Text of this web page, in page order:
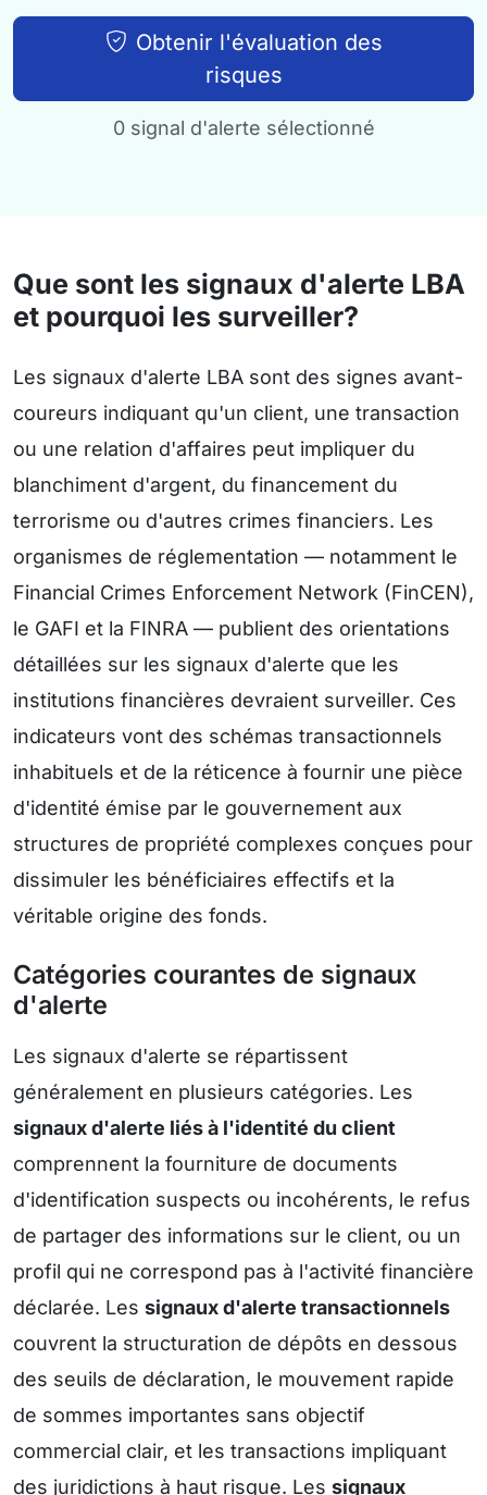
Obtenir l'évaluation des
risques
0 signal d'alerte sélectionné
Que sont les signaux d'alerte LBA
et pourquoi les surveiller?
Les signaux d'alerte LBA sont des signes avant-
coureurs indiquant qu'un client, une transaction
ou une relation d'affaires peut impliquer du
blanchiment d'argent, du financement du
terrorisme ou d'autres crimes financiers. Les
organismes de réglementation — notamment le
Financial Crimes Enforcement Network (FinCEN),
le GAFI et la FINRA — publient des orientations
détaillées sur les signaux d'alerte que les
institutions financières devraient surveiller. Ces
indicateurs vont des schémas transactionnels
inhabituels et de la réticence à fournir une pièce
d'identité émise par le gouvernement aux
structures de propriété complexes conçues pour
dissimuler les bénéficiaires effectifs et la
véritable origine des fonds.
Catégories courantes de signaux
d'alerte
Les signaux d'alerte se répartissent
généralement en plusieurs catégories. Les
signaux d'alerte liés à l'identité du client
comprennent la fourniture de documents
d'identification suspects ou incohérents, le refus
de partager des informations sur le client, ou un
profil qui ne correspond pas à l'activité financière
déclarée. Les signaux d'alerte transactionnels
couvrent la structuration de dépôts en dessous
des seuils de déclaration, le mouvement rapide
de sommes importantes sans objectif
commercial clair, et les transactions impliquant
des juridictions à haut risque. Les signaux